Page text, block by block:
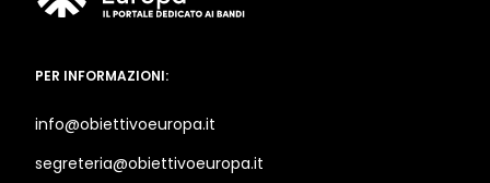
PER INFORMAZIONI:
info@obiettivoeuropa.it
segreteria@obiettivoeuropa.it